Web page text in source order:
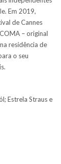
Em 2019,
de Cannes
– original
residência de
o seu
Estrela Straus e